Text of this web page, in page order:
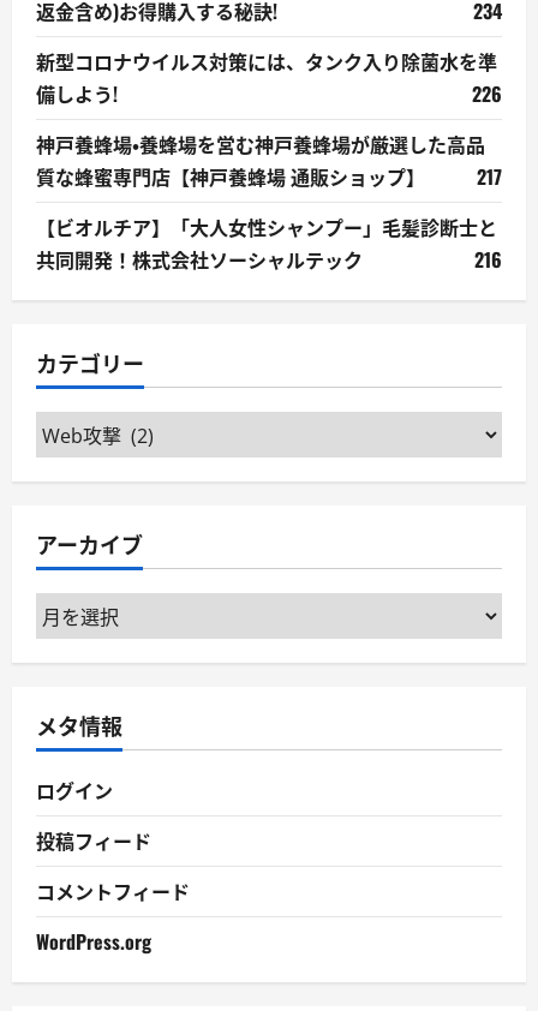
返金含め)お得購入する秘訣!
234
新型コロナウイルス対策には、タンク入り除菌水を準
備しよう!
226
神戸養蜂場・養蜂場を営む神戸養蜂場が厳選した高品
質な蜂蜜専門店【神戸養蜂場 通販ショップ】
217
【ビオルチア】「大人女性シャンプー」毛髪診断士と
共同開発！株式会社ソーシャルテック
216
カテゴリー
カ
テ
ー
アーカイブ
ア
ー
ブ
メタ情報
ログイン
投稿フィード
コメントフィード
WordPress.org